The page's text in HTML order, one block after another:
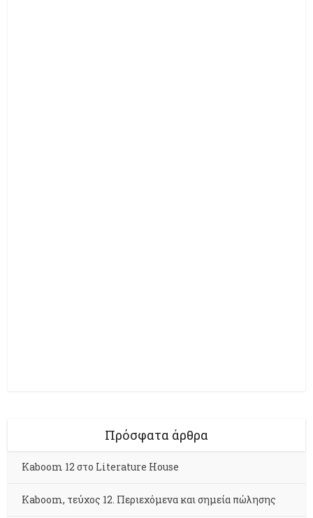
Πρόσφατα άρθρα
Kaboom 12 στο Literature House
Kaboom, τεύχος 12. Περιεχόμενα και σημεία πώλησης